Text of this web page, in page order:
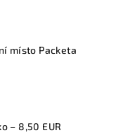
místo Packeta
– 8,50 EUR